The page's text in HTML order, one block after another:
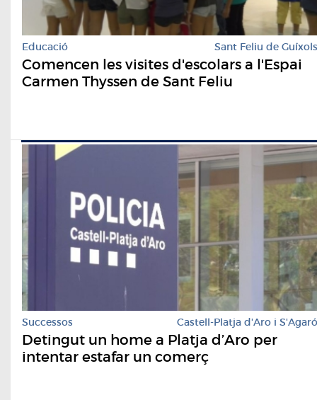
Educació Sant Feliu de Guíxols
Comencen les visites d'escolars a l'Espai
Carmen Thyssen de Sant Feliu
Successos Castell-Platja d'Aro i S'Agaró
Detingut un home a Platja d’Aro per
intentar estafar un comerç